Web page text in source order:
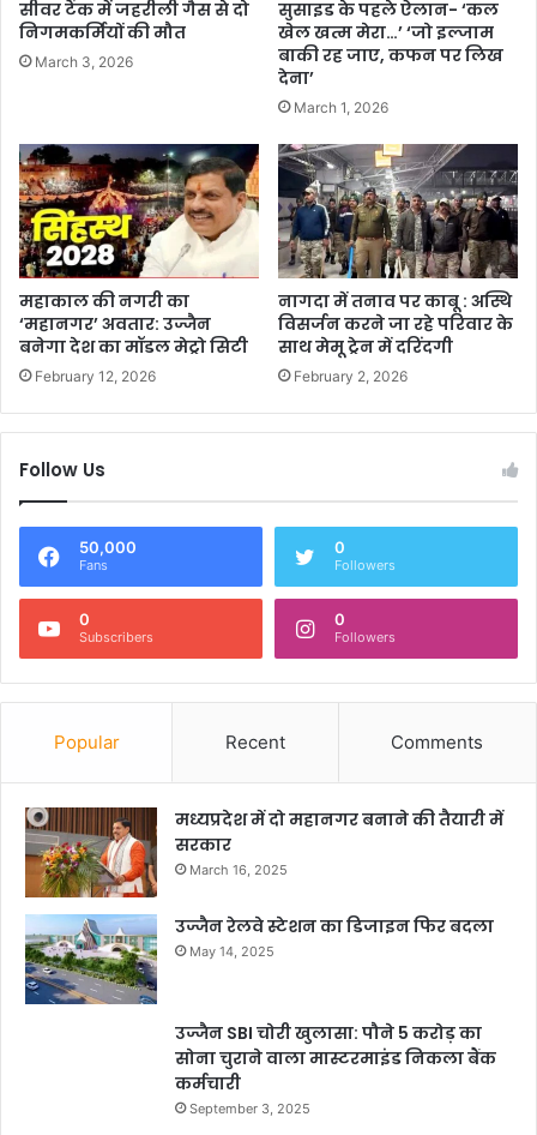
सीवर टैंक में जहरीली गैस से दो
निगमकर्मियों की मौत
March 3, 2026
सुसाइड के पहले ऐलान- ‘कल
खेल खत्म मेरा…’ ‘जो इल्जाम
बाकी रह जाए, कफन पर लिख
देना’
March 1, 2026
महाकाल की नगरी का
‘महानगर’ अवतार: उज्जैन
बनेगा देश का मॉडल मेट्रो सिटी
February 12, 2026
नागदा में तनाव पर काबू : अस्थि
विसर्जन करने जा रहे परिवार के
साथ मेमू ट्रेन में दरिंदगी
February 2, 2026
Follow Us
50,000
Fans
0
Followers
0
Subscribers
0
Followers
Popular Recent Comments
मध्यप्रदेश में दो महानगर बनाने की तैयारी में
सरकार
March 16, 2025
उज्जैन रेलवे स्टेशन का डिजाइन फिर बदला
May 14, 2025
उज्जैन SBI चोरी खुलासा: पौने 5 करोड़ का
सोना चुराने वाला मास्टरमाइंड निकला बैंक
कर्मचारी
September 3, 2025